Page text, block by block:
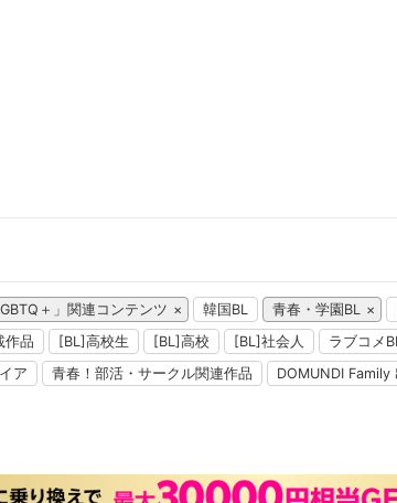
＋」関連コンテンツ 韓国BL 青春・学園BL
作品 [BL]高校生 [BL]高校 [BL]社会人 ラブコメ
ア 青春！部活・サークル関連作品 DOMUNDI Family